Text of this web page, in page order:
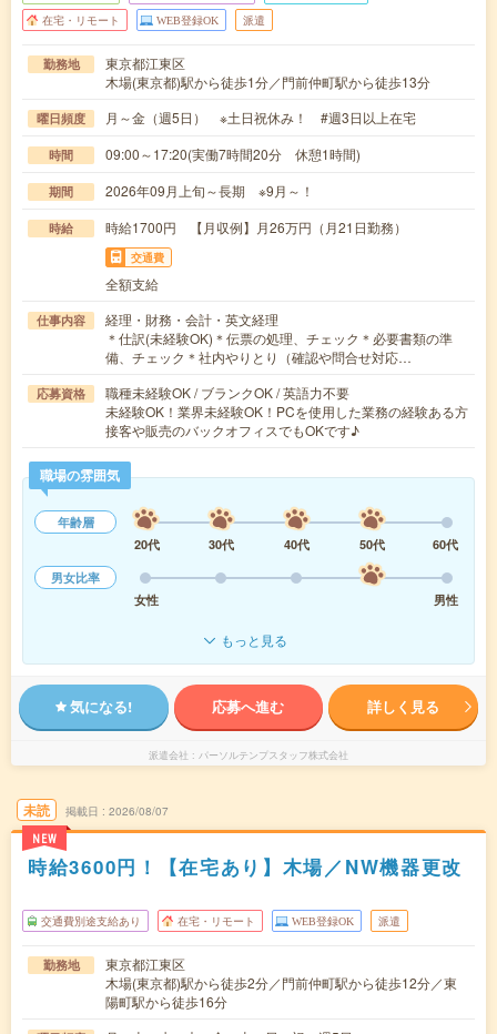
在宅・リモート WEB登録OK 派遣
勤務地
東京都江東区
木場(東京都)駅から徒歩1分／門前仲町駅から徒歩13分
曜日頻度 月～金（週5日） ※土日祝休み！ #週3日以上在宅
時間 09:00～17:20(実働7時間20分 休憩1時間)
期間 2026年09月上旬～長期 ※9月～！
時給 時給1700円 【月収例】月26万円（月21日勤務）
交通費
全額支給
仕事内容
経理・財務・会計・英文経理
＊仕訳(未経験OK)＊伝票の処理、チェック＊必要書類の準
備、チェック＊社内やりとり（確認や問合せ対応…
応募資格
職種未経験OK / ブランクOK / 英語力不要
未経験OK！業界未経験OK！PCを使用した業務の経験ある方
接客や販売のバックオフィスでもOKです♪
職場の雰囲気
年齢層
20代
30代 40代 50代
60代
男女比率
女性
男性
もっと見る
気になる! 応募へ進む 詳しく見る
派遣会社 パーソルテンプスタッフ株式会社
未読
NEW
掲載日 2026/08/07
時給3600円！【在宅あり】木場／NW機器更改
交通費別途支給あり 在宅・リモート WEB登録OK 派遣
勤務地
東京都江東区
木場(東京都)駅から徒歩2分／門前仲町駅から徒歩12分／東
陽町駅から徒歩16分